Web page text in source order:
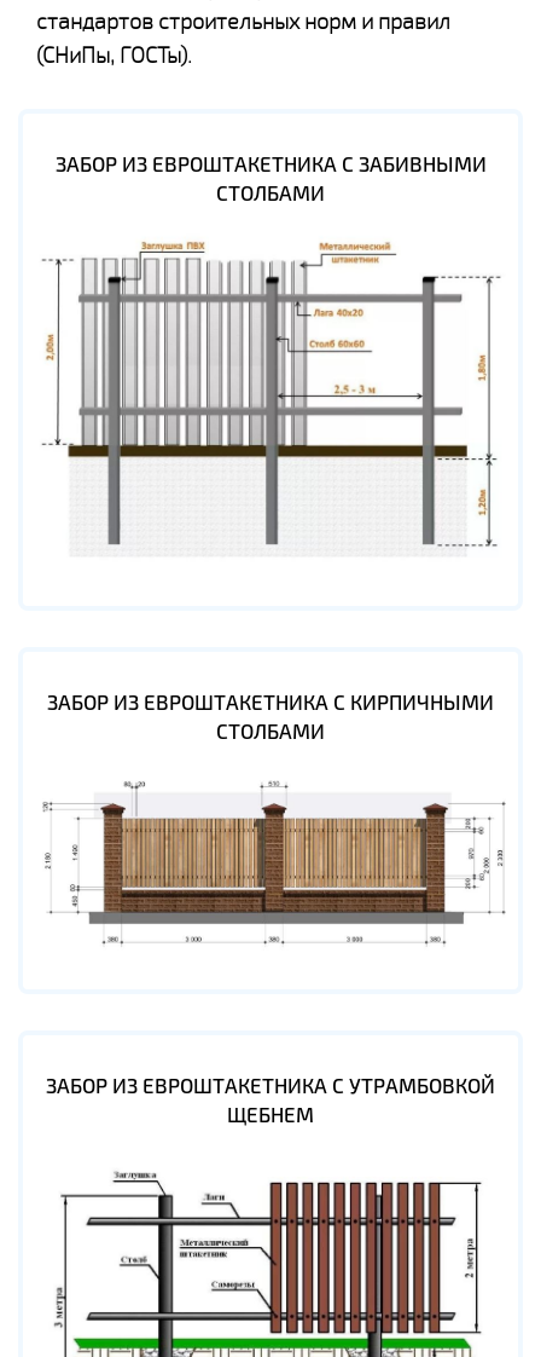
стандартов строительных норм и правил
(СНиПы, ГОСТы).
ЗАБОР ИЗ ЕВРОШТАКЕТНИКА С ЗАБИВНЫМИ
СТОЛБАМИ
ЗАБОР ИЗ ЕВРОШТАКЕТНИКА С КИРПИЧНЫМИ
СТОЛБАМИ
ЗАБОР ИЗ ЕВРОШТАКЕТНИКА С УТРАМБОВКОЙ
ЩЕБНЕМ